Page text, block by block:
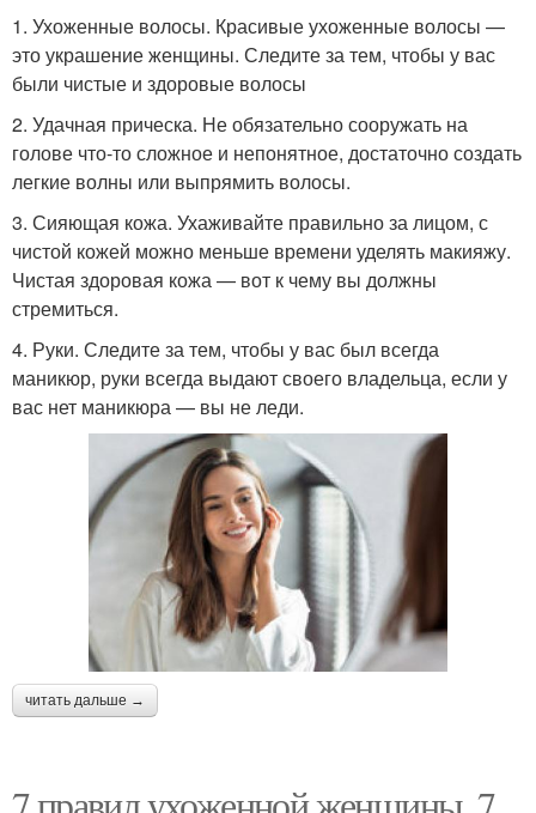
1. Ухоженные волосы. Красивые ухоженные волосы —
это украшение женщины. Следите за тем, чтобы у вас
были чистые и здоровые волосы
2. Удачная прическа. Не обязательно сооружать на
голове что-то сложное и непонятное, достаточно создать
легкие волны или выпрямить волосы.
3. Сияющая кожа. Ухаживайте правильно за лицом, с
чистой кожей можно меньше времени уделять макияжу.
Чистая здоровая кожа — вот к чему вы должны
стремиться.
4. Руки. Следите за тем, чтобы у вас был всегда
маникюр, руки всегда выдают своего владельца, если у
вас нет маникюра — вы не леди.
читать дальше →